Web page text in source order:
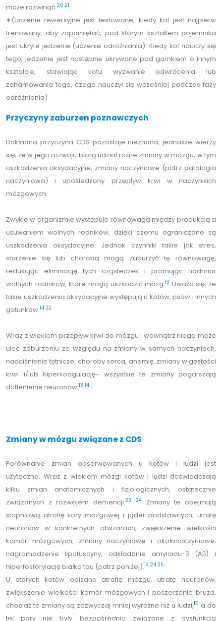
może rozwinąć.20 21
∗(Uczenie rewersyjne jest testowane, kiedy kot jest najpierw
trenowany, aby zapamiętać, pod którym kształtem pojemnika
jest ukryte jedzenie (uczenie odróżniania). Kiedy kot nauczy się
tego, jedzenie jest następnie ukrywane pod garnkiem o innym
kształcie, stawiając kotu wyzwanie odwrócenia lub
zahamowania tego, czego nauczył się wcześniej podczas fazy
odróżniania)
Przyczyny zaburzen poznawczych
Dokładna przyczyna CDS pozostaje nieznana; jednakże wierzy
się, że w jego rozwoju biorą udział różne zmiany w mózgu, w tym
uszkodzenia oksydacyjne, zmiany naczyniowe (patrz patologia
naczyniowa) i upośledzony przepływ krwi w naczyniach
mózgowych.
Zwykle w organizmie występuje równowaga między produkcją a
usuwaniem wolnych rodników, dzięki czemu ograniczane są
uszkodzenia oksydacyjne. Jednak czynniki takie jak stres,
starzenie się lub choroba mogą zaburzyć tę równowagę,
redukując eliminację tych cząsteczek i promując nadmiar
wolnych rodników, które mogą uszkodzić mózg.13 Uważa się, że
takie uszkodzenia oksydacyjne występują u kotów, psów i innych
gatunków.14 22
Wraz z wiekiem przepływ krwi do mózgu i wewnątrz niego może
ulec zaburzeniu ze względu na zmiany w samych naczyniach,
nadciśnienie tętnicze, choroby serca, anemię, zmiany w gęstości
krwi i/lub hiperkoagulację- wszystkie te zmiany pogarszają
dotlenienie neuronów.13 14
Zmiany w mózgu związane z CDS
Porównanie zmian obserwowanych u kotów i ludzi jest
użyteczne. Wraz z wiekiem mózgi kotów i ludzi doświadczają
kilku zmian anatomicznych i fizjologicznych, ostatecznie
związanych z rozwojem demencji.23 24Zmiany te obejmują
stopniową atrofię kory mózgowej i jąder podstawnych; utratę
neuronów w konkretnych obszarach; zwiększenie wielkości
komór mózgowych; zmiany naczyniowe i okołonaczyniowe;
nagromadzenie lipofuscyny; odkładanie amyloidu-β (Aβ) i
hiperfosforylację białka tau (patrz poniżej).14 24 25
U starych kotów opisano atrofię mózgu, utratę neuronów,
zwiększenie wielkości komór mózgowych i poszerzenie bruzd,
chociaż te zmiany są zazwyczaj mniej wyraźne niż u ludzi,15 a do
tej pory nie były bezpośrednio związane z dysfunkcją